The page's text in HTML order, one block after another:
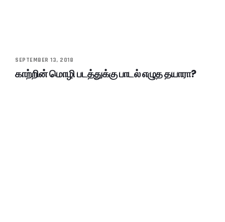
SEPTEMBER 13, 2018
காற்றின் மொழி படத்துக்கு பாடல் எழுத தயாரா?